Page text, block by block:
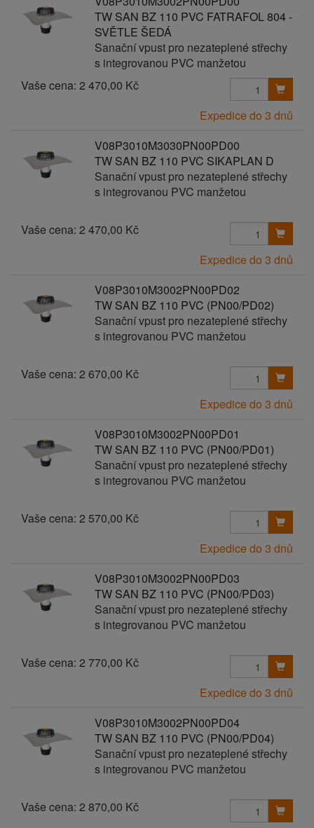
TW SAN BZ 110 PVC FATRAFOL 804 -
SVĚTLE ŠEDÁ
Sanační vpust pro nezateplené střechy
s integrovanou PVC manžetou
Vaše cena: 2 470,00 Kč
Expedice do 3 dnů
V08P3010M3030PN00PD00
TW SAN BZ 110 PVC SIKAPLAN D
Sanační vpust pro nezateplené střechy
s integrovanou PVC manžetou
Vaše cena: 2 470,00 Kč
Expedice do 3 dnů
V08P3010M3002PN00PD02
TW SAN BZ 110 PVC (PN00/PD02)
Sanační vpust pro nezateplené střechy
s integrovanou PVC manžetou
Vaše cena: 2 670,00 Kč
Expedice do 3 dnů
V08P3010M3002PN00PD01
TW SAN BZ 110 PVC (PN00/PD01)
Sanační vpust pro nezateplené střechy
s integrovanou PVC manžetou
Vaše cena: 2 570,00 Kč
Expedice do 3 dnů
V08P3010M3002PN00PD03
TW SAN BZ 110 PVC (PN00/PD03)
Sanační vpust pro nezateplené střechy
s integrovanou PVC manžetou
Vaše cena: 2 770,00 Kč
Expedice do 3 dnů
V08P3010M3002PN00PD04
TW SAN BZ 110 PVC (PN00/PD04)
Sanační vpust pro nezateplené střechy
s integrovanou PVC manžetou
Vaše cena: 2 870,00 Kč